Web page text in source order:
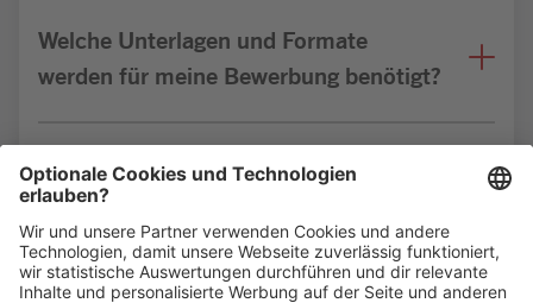
Welche Unterlagen und Formate
werden für meine Bewerbung benötigt?
Bin ich für die Stelle geeignet?